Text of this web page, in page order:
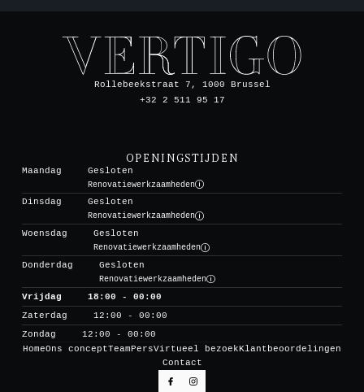
Rollebeekstraat 7, 1000 Brussel
+32 2 511 95 17
OPENINGSTIJDEN
Maandag
Gesloten
Renovatiewerkzaamheden
Dinsdag
Gesloten
Renovatiewerkzaamheden
Woensdag
Gesloten
Renovatiewerkzaamheden
Donderdag
Gesloten
Renovatiewerkzaamheden
Vrijdag
18:00 - 00:00
Zaterdag
12:00 - 00:00
Zondag
12:00 - 00:00
HomeOns conceptTeamPersVirtueel bezoekKlantbeoordelingen
Contact